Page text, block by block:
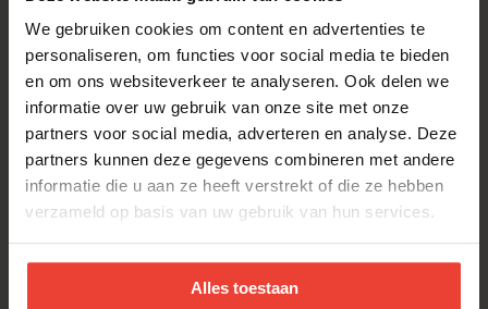
We gebruiken cookies om content en advertenties te
personaliseren, om functies voor social media te bieden
en om ons websiteverkeer te analyseren. Ook delen we
informatie over uw gebruik van onze site met onze
partners voor social media, adverteren en analyse. Deze
partners kunnen deze gegevens combineren met andere
informatie die u aan ze heeft verstrekt of die ze hebben
verzameld op basis van uw gebruik van hun services.
Alles toestaan
Lot
04
Type Bebouwing
Halfopen
Slpk's Bew opp.
0 m2
Meer info